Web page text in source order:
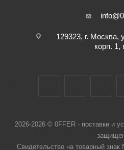
129323, г. Москва,
корп. 1,
2026-2026 © 0FFER - поставки и
Свидетельство на товарный